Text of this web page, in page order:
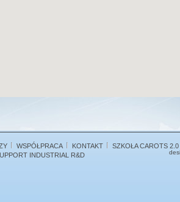
WSPÓŁPRACA KONTAKT
SZKOŁA CAROTS
INDUSTRIAL R&D